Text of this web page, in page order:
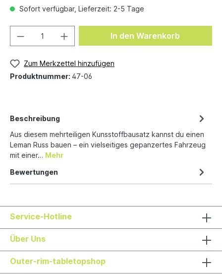
Sofort verfügbar, Lieferzeit: 2-5 Tage
In den Warenkorb
Zum Merkzettel hinzufügen
Produktnummer: 47-06
Beschreibung
Aus diesem mehrteiligen Kunsstoffbausatz kannst du einen
Leman Russ bauen – ein vielseitiges gepanzertes Fahrzeug
mit einer… Mehr
Bewertungen
Service-Hotline
Über Uns
Outer-rim-tabletopshop